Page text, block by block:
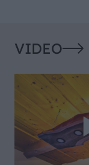
VIDEO